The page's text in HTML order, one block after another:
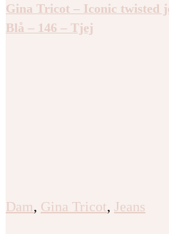
Gina Tricot – Iconic twisted
Blå – 146 – Tjej
Dam, Gina Tricot, Jeans